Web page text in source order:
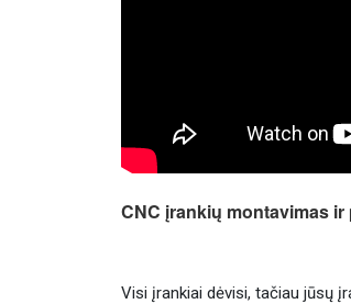
CNC įrankių montavimas ir
Visi įrankiai dėvisi, tačiau jūsų